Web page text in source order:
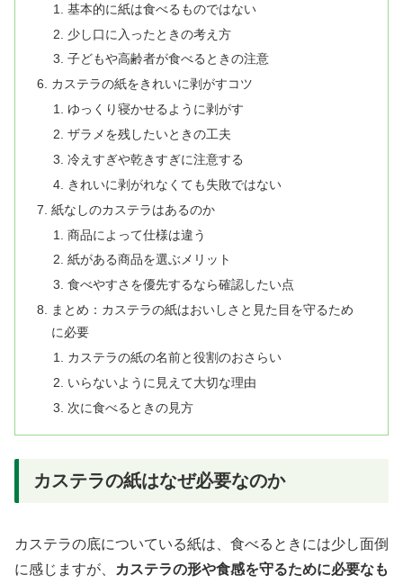
基本的に紙は食べるものではない
少し口に入ったときの考え方
子どもや高齢者が食べるときの注意
カステラの紙をきれいに剥がすコツ
ゆっくり寝かせるように剥がす
ザラメを残したいときの工夫
冷えすぎや乾きすぎに注意する
きれいに剥がれなくても失敗ではない
紙なしのカステラはあるのか
商品によって仕様は違う
紙がある商品を選ぶメリット
食べやすさを優先するなら確認したい点
まとめ：カステラの紙はおいしさと見た目を守るため
に必要
カステラの紙の名前と役割のおさらい
いらないように見えて大切な理由
次に食べるときの見方
カステラの紙はなぜ必要なのか
カステラの底についている紙は、食べるときには少し面倒
に感じますが、
カステラの形や食感を守るために必要なも